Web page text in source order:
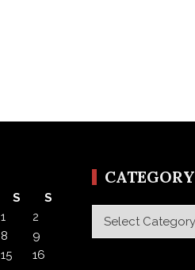
S
S
1
2
8
9
15
16
CATEGORY
Category